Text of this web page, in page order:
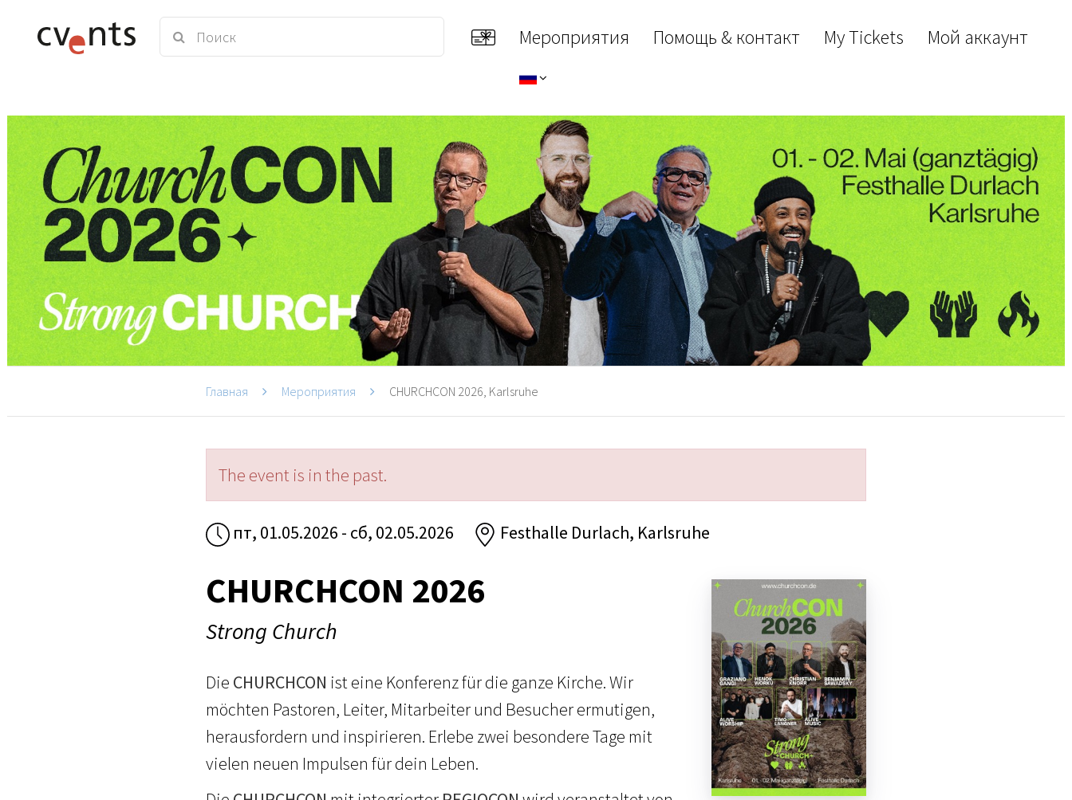
Мероприятия Помощь & контакт My Tickets Мой аккаунт
Главная Мероприятия CHURCHCON 2026, Karlsruhe
The event is in the past.
пт, 01.05.2026 - сб, 02.05.2026 Festhalle Durlach, Karlsruhe
CHURCHCON 2026
Strong Church
Die CHURCHCON ist eine Konferenz für die ganze Kirche. Wir
möchten Pastoren, Leiter, Mitarbeiter und Besucher ermutigen,
herausfordern und inspirieren. Erlebe zwei besondere Tage mit
vielen neuen Impulsen für dein Leben.